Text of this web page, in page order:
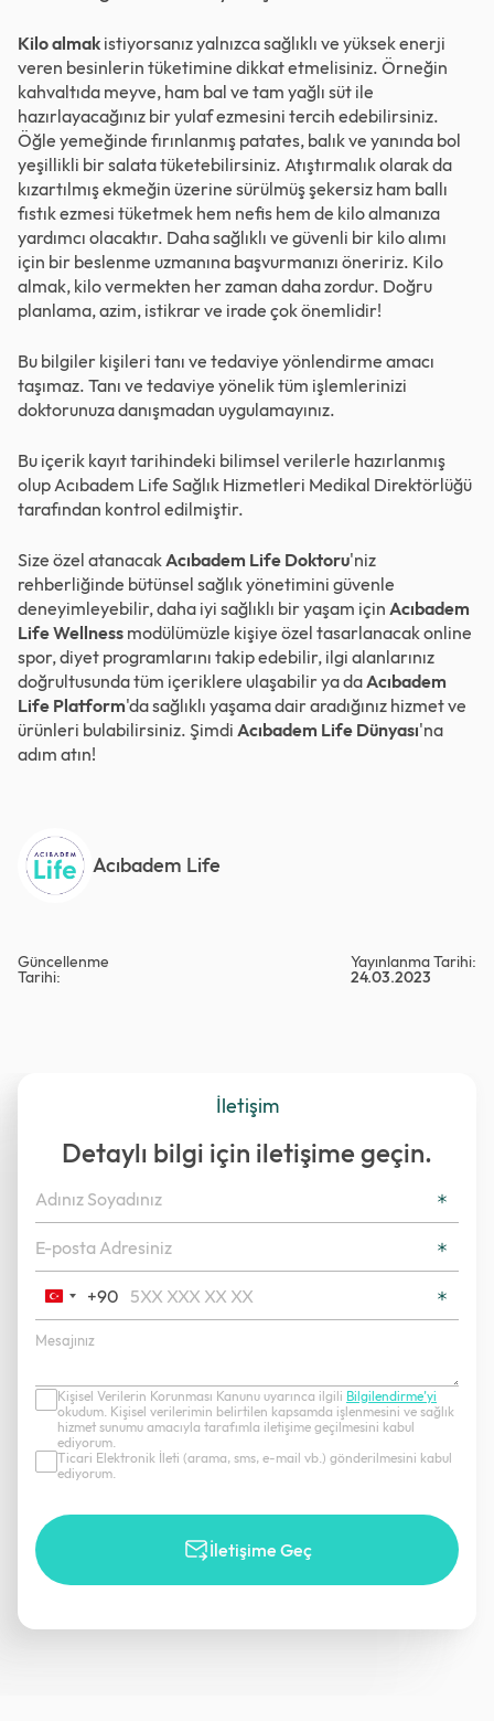
Kilo almak istiyorsanız yalnızca sağlıklı ve yüksek enerji
veren besinlerin tüketimine dikkat etmelisiniz. Örneğin
kahvaltıda meyve, ham bal ve tam yağlı süt ile
hazırlayacağınız bir yulaf ezmesini tercih edebilirsiniz.
Öğle yemeğinde fırınlanmış patates, balık ve yanında bol
yeşillikli bir salata tüketebilirsiniz. Atıştırmalık olarak da
kızartılmış ekmeğin üzerine sürülmüş şekersiz ham ballı
fıstık ezmesi tüketmek hem nefis hem de kilo almanıza
yardımcı olacaktır. Daha sağlıklı ve güvenli bir kilo alımı
için bir beslenme uzmanına başvurmanızı öneririz. Kilo
almak, kilo vermekten her zaman daha zordur. Doğru
planlama, azim, istikrar ve irade çok önemlidir!
Bu bilgiler kişileri tanı ve tedaviye yönlendirme amacı
taşımaz. Tanı ve tedaviye yönelik tüm işlemlerinizi
doktorunuza danışmadan uygulamayınız.
Bu içerik kayıt tarihindeki bilimsel verilerle hazırlanmış
olup Acıbadem Life Sağlık Hizmetleri Medikal Direktörlüğü
tarafından kontrol edilmiştir.
Size özel atanacakAcıbadem Life Doktoru'niz
rehberliğinde bütünsel sağlık yönetimini güvenle
deneyimleyebilir, daha iyi sağlıklı bir yaşam için Acıbadem
Life Wellness modülümüzle kişiye özel tasarlanacak online
spor, diyet programlarını takip edebilir, ilgi alanlarınız
doğrultusunda tüm içeriklere ulaşabilir ya daAcıbadem
Life Platform'da sağlıklı yaşama dair aradığınız hizmet ve
ürünleri bulabilirsiniz. Şimdi Acıbadem Life Dünyası'na
adım atın!
Acıbadem Life
Güncellenme
Tarihi:
Yayınlanma Tarihi:
24.03.2023
İletişim
Detaylı bilgi için iletişime geçin.
Turkey
+90
+90
Kişisel Verilerin Korunması Kanunu uyarınca ilgili Bilgilendirme’yi
okudum. Kişisel verilerimin belirtilen kapsamda işlenmesini ve sağlık
hizmet sunumu amacıyla tarafımla iletişime geçilmesini kabul
ediyorum.
Ticari Elektronik İleti (arama, sms, e-mail vb.) gönderilmesini kabul
ediyorum.
İletişime Geç